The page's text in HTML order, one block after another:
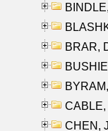
BRAR,
CHEN,